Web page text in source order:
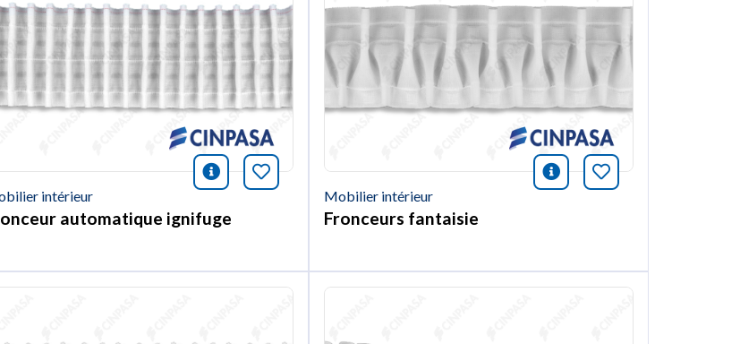
article icono información
Marquer cet article
intérieur
automatique ignifuge
icono información
Marquer cet
Mobilier intérieur
Fronceurs fantaisie